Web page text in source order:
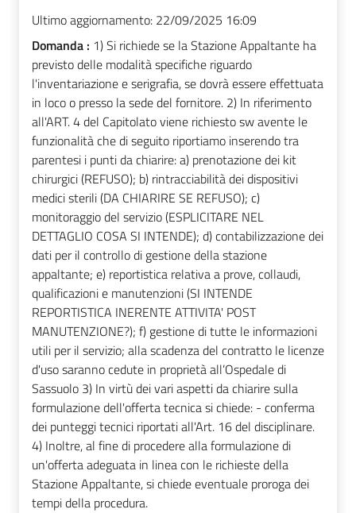
Ultimo aggiornamento: 22/09/2025 16:09
Domanda : 1) Si richiede se la Stazione Appaltante ha
previsto delle modalità specifiche riguardo
l'inventariazione e serigrafia, se dovrà essere effettuata
in loco o presso la sede del fornitore. 2) In riferimento
all'ART. 4 del Capitolato viene richiesto sw avente le
funzionalità che di seguito riportiamo inserendo tra
parentesi i punti da chiarire: a) prenotazione dei kit
chirurgici (REFUSO); b) rintracciabilità dei dispositivi
medici sterili (DA CHIARIRE SE REFUSO); c)
monitoraggio del servizio (ESPLICITARE NEL
DETTAGLIO COSA SI INTENDE); d) contabilizzazione dei
dati per il controllo di gestione della stazione
appaltante; e) reportistica relativa a prove, collaudi,
qualificazioni e manutenzioni (SI INTENDE
REPORTISTICA INERENTE ATTIVITA' POST
MANUTENZIONE?); f) gestione di tutte le informazioni
utili per il servizio; alla scadenza del contratto le licenze
d'uso saranno cedute in proprietà all’Ospedale di
Sassuolo 3) In virtù dei vari aspetti da chiarire sulla
formulazione dell'offerta tecnica si chiede: - conferma
dei punteggi tecnici riportati all'Art. 16 del disciplinare.
4) Inoltre, al fine di procedere alla formulazione di
un'offerta adeguata in linea con le richieste della
Stazione Appaltante, si chiede eventuale proroga dei
tempi della procedura.